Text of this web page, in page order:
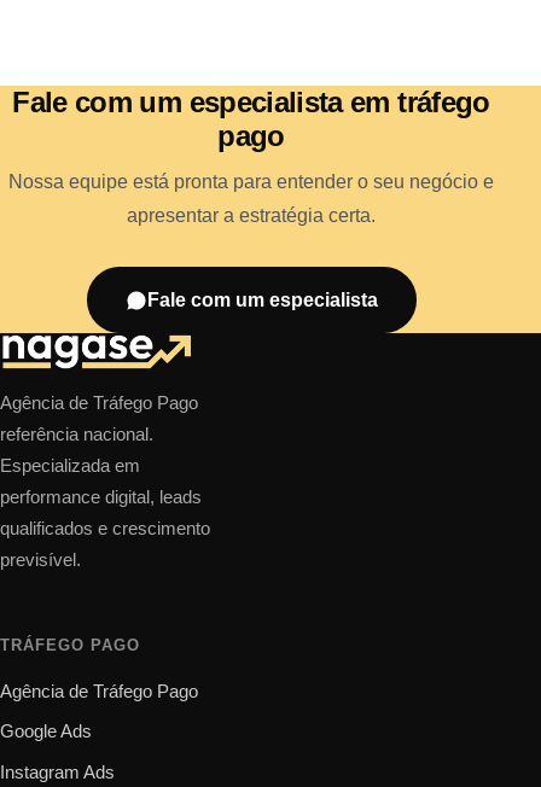
Fale com um especialista em tráfego
pago
Nossa equipe está pronta para entender o seu negócio e
apresentar a estratégia certa.
Fale com um especialista
Agência de Tráfego Pago
referência nacional.
Especializada em
performance digital, leads
qualificados e crescimento
previsível.
TRÁFEGO PAGO
Agência de Tráfego Pago
Google Ads
Instagram Ads